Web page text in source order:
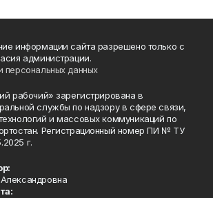
информации сайта разрешено только с
администрации.
персональных данных
рабочий» зарегистрирована в
службы по надзору в сфере связи,
и массовых коммуникаций по
Регистрационный номер ПИ № ТУ
г.